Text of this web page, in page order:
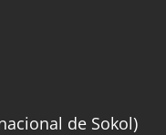
de Sokol)